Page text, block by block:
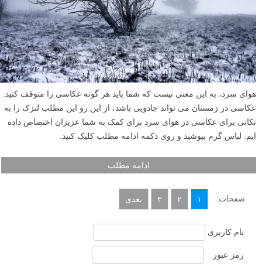
هوای سرد، به این معنی نیست که شما باید هر گونه عکاسی را متوقف کنید.
عکاسی در زمستان می تواند جادویی باشد، از این رو این مطلب لنزک را به
نکاتی برای عکاسی در هوای سرد برای کمک به شما عزیزان اختصاص داده
ایم. لباس گرم بپوشید و روی دکمه ادامه مطلب کلیک کنید.
ادامه مطلب
صفحات: ۱ ۲ ۳ بعدی
نام کاربری
رمز عبور